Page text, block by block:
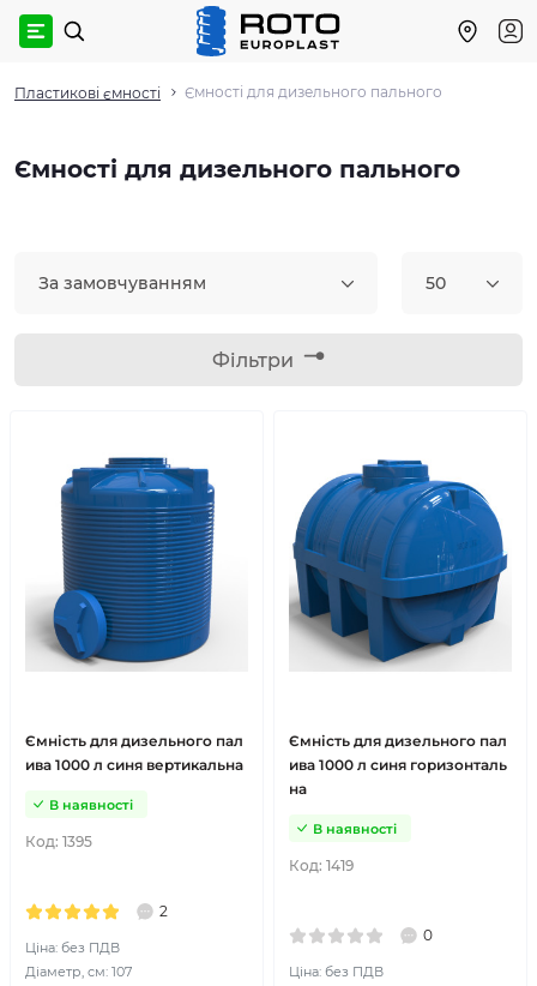
Пластикові ємності Ємності для дизельного пального
Ємності для дизельного пального
За замовчуванням 50
Фільтри
Ємність для дизельного пал
ива 1000 л синя вертикальна
Код: 1395
В наявності
2
Ціна: без ПДВ
Діаметр, см: 107
Ємність для дизельного пал
ива 1000 л синя горизонталь
на
Код: 1419
В наявності
0
Ціна: без ПДВ